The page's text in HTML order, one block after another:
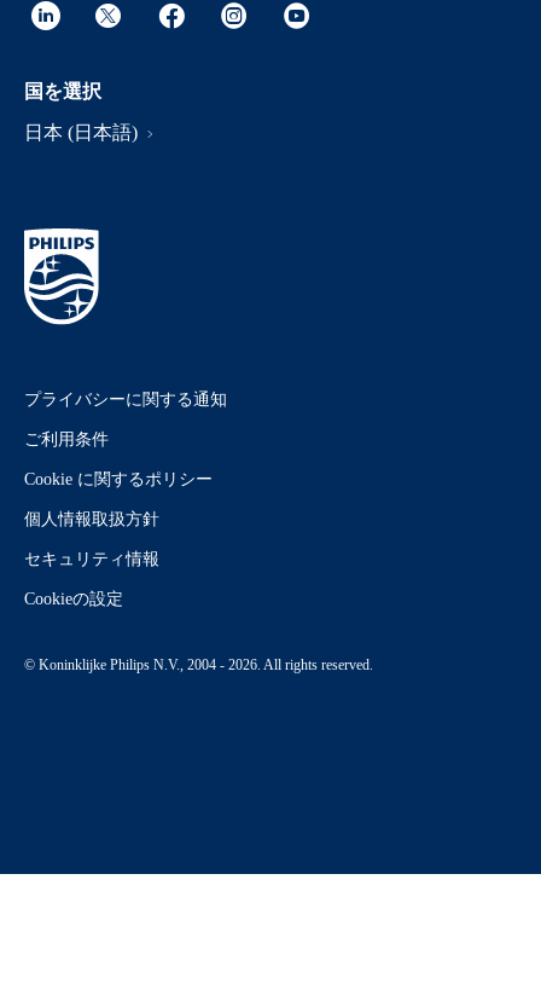
国を選択
日本 (日本語)
プライバシーに関する通知
ご利用条件
Cookie に関するポリシー
個人情報取扱方針
セキュリティ情報
Cookieの設定
© Koninklijke Philips N.V., 2004 - 2026. All rights reserved.